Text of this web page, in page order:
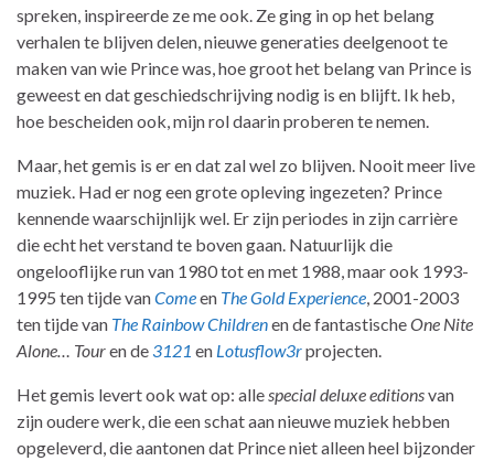
spreken, inspireerde ze me ook. Ze ging in op het belang
verhalen te blijven delen, nieuwe generaties deelgenoot te
maken van wie Prince was, hoe groot het belang van Prince is
geweest en dat geschiedschrijving nodig is en blijft. Ik heb,
hoe bescheiden ook, mijn rol daarin proberen te nemen.
Maar, het gemis is er en dat zal wel zo blijven. Nooit meer live
muziek. Had er nog een grote opleving ingezeten? Prince
kennende waarschijnlijk wel. Er zijn periodes in zijn carrière
die echt het verstand te boven gaan. Natuurlijk die
ongelooflijke run van 1980 tot en met 1988, maar ook 1993-
1995 ten tijde vanComeen The Gold Experience , 2001-2003
ten tijde van The Rainbow Childrenen de fantastischeOne Nite
Alone… Touren de 3121 en Lotusflow3rprojecten.
Het gemis levert ook wat op: alle special deluxe editionsvan
zijn oudere werk, die een schat aan nieuwe muziek hebben
opgeleverd, die aantonen dat Prince niet alleen heel bijzonder